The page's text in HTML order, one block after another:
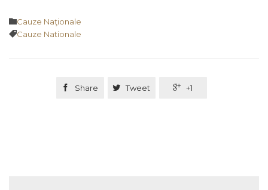
Category
Cauze Naţionale
Tags
Cauze Nationale
 Share  Tweet  +1